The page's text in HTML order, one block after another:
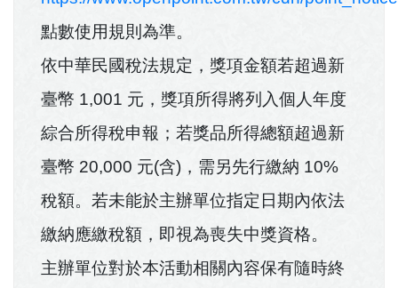
點數使用規則為準。
依中華民國稅法規定，獎項金額若超過新
臺幣 1,001 元，獎項所得將列入個人年度
綜合所得稅申報；若獎品所得總額超過新
臺幣 20,000 元(含)，需另先行繳納 10%
稅額。若未能於主辦單位指定日期內依法
繳納應繳稅額，即視為喪失中獎資格。
主辦單位對於本活動相關內容保有隨時終